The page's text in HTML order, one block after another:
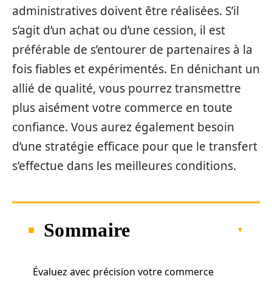
administratives doivent être réalisées. S’il
s’agit d’un achat ou d’une cession, il est
préférable de s’entourer de partenaires à la
fois fiables et expérimentés. En dénichant un
allié de qualité, vous pourrez transmettre
plus aisément votre commerce en toute
confiance. Vous aurez également besoin
d’une stratégie efficace pour que le transfert
s’effectue dans les meilleures conditions.
Sommaire
Évaluez avec précision votre commerce